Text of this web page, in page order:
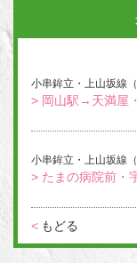
小串鉾立・上山坂線（
> 岡山駅→天満屋
小串鉾立・上山坂線（
> たまの病院前・
< もどる